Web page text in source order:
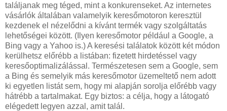
találjanak meg téged, mint a konkurenseket. Az internetes
vásárlók általában valamelyik keresőmotoron keresztül
kezdenek el nézelődni a kívánt termék vagy szolgáltatás
lehetőségei között. (Ilyen keresőmotor például a Google, a
Bing vagy a Yahoo is.) A keresési találatok között két módon
kerülhetsz előrébb a listában: fizetett hirdetéssel vagy
keresőoptimalizálással. Természetesen sem a Google, sem
a Bing és semelyik más keresőmotor üzemeltető nem adott
ki egyetlen listát sem, hogy mi alapján sorolja előrébb vagy
hátrébb a tartalmakat. Egy biztos: a célja, hogy a látogató
elégedett legyen azzal, amit talál.